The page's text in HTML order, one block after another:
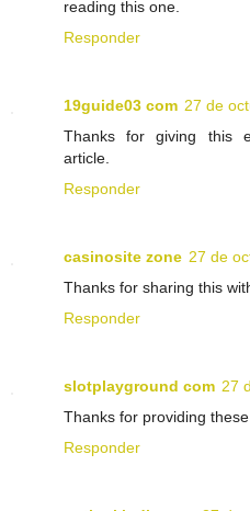
reading this one.
Responder
19guide03 com 27 de
Thanks for giving this
article.
Responder
casinosite zone 27 de
Thanks for sharing this
Responder
slotplayground com 27
Thanks for providing these
Responder